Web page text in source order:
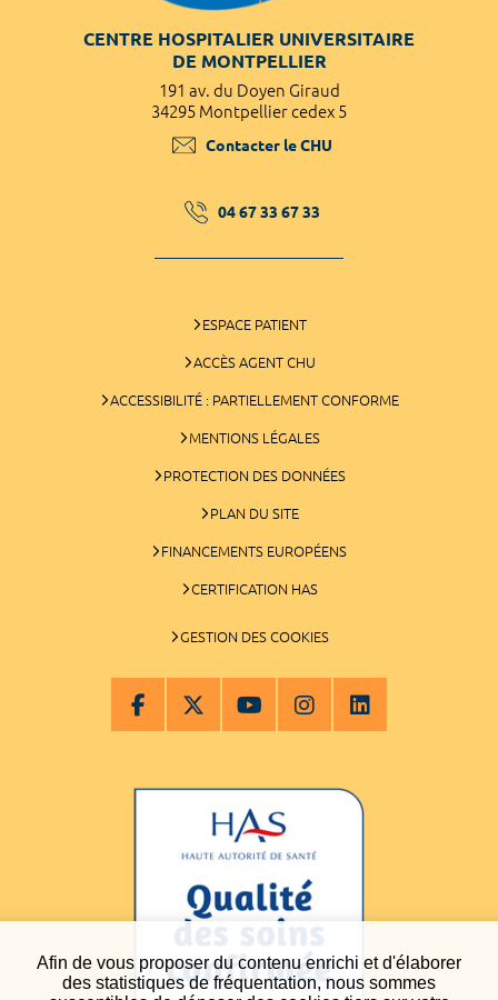
Afin de vous proposer du contenu enrichi et d'élaborer
des statistiques de fréquentation, nous sommes
CENTRE HOSPITALIER UNIVERSITAIRE
DE MONTPELLIER
191 av. du Doyen Giraud
34295 Montpellier cedex 5
Contacter le CHU
04 67 33 67 33
ESPACE PATIENT
ACCÈS AGENT CHU
ACCESSIBILITÉ : PARTIELLEMENT CONFORME
MENTIONS LÉGALES
PROTECTION DES DONNÉES
PLAN DU SITE
FINANCEMENTS EUROPÉENS
CERTIFICATION HAS
GESTION DES COOKIES